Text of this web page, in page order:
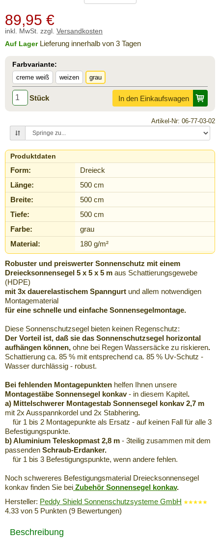
89,95 €
inkl. MwSt. zzgl. Versandkosten
Auf LagerLieferung innerhalb von 3 Tagen
Farbvariante:
creme weiß weizen grau
Stück In den Einkaufswagen
Artikel-Nr: 06-77-03-02
Produktdaten
Form:
Dreieck
Länge:
500 cm
Breite:
500 cm
Tiefe:
500 cm
Farbe:
grau
Material:
180 g/m²
Robuster und preiswerter Sonnenschutz mit einem
Dreiecksonnensegel 5 x 5 x 5 m aus Schattierungsgewebe
(HDPE)
mit 3x dauerelastischem Spanngurt und allem notwendigen
Montagematerial
für eine schnelle und einfache Sonnensegelmontage.
Diese Sonnenschutzsegel bieten keinen Regenschutz:
Der Vorteil ist, daß sie das Sonnenschutzsegel horizontal
aufhängen können, ohne bei Regen Wassersäcke zu riskieren.
Schattierung ca. 85 % mit entsprechend ca. 85 % Uv-Schutz -
Wasser durchlässig - robust.
Bei fehlenden Montagepunkten helfen Ihnen unsere
Montagestäbe Sonnensegel konkav- in diesem Kapitel.
a) Mittelschwerer Montagestab Sonnensegel konkav 2,7 m
mit 2x Ausspannkordel und 2x Stabhering.
für 1 bis 2 Montagepunkte als Ersatz - auf keinen Fall für alle 3
Befestigungspunkte.
b) Aluminium Teleskopmast 2,8 m - 3teilig zusammen mit dem
passenden Schraub-Erdanker.
für 1 bis 3 Befestigungspunkte, wenn andere fehlen.
Noch schwereres Befestigungsmaterial Dreiecksonnensegel
konkav finden Sie bei Zubehör Sonnensegel konkav.
Hersteller: Peddy Shield Sonnenschutzsysteme GmbH
4.33 von 5 Punkten (9 Bewertungen)
Beschreibung